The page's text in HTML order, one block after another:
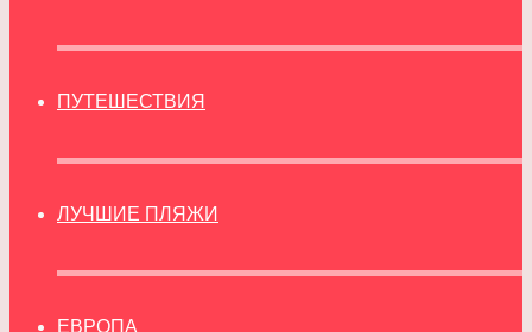
ПУТЕШЕСТВИЯ
ЛУЧШИЕ ПЛЯЖИ
ЕВРОПА